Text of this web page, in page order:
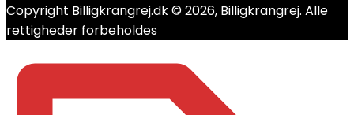
Copyright Billigkrangrej.dk © 2026, Billigkrangrej. Alle
rettigheder forbeholdes